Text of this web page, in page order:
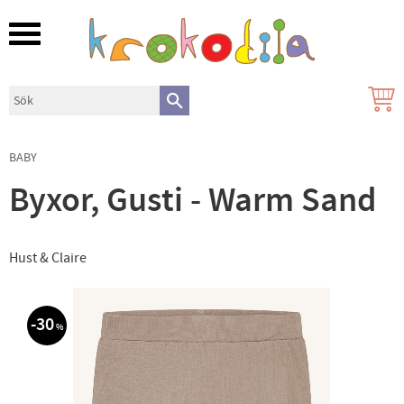
Meny
BABY
Byxor, Gusti - Warm Sand
Hust & Claire
30%